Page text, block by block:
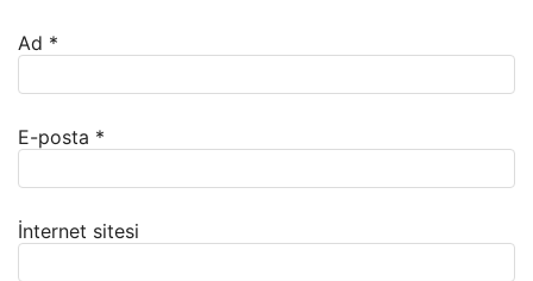
Ad *
E-posta *
İnternet sitesi